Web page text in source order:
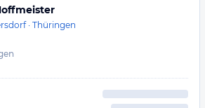
· Thüringen